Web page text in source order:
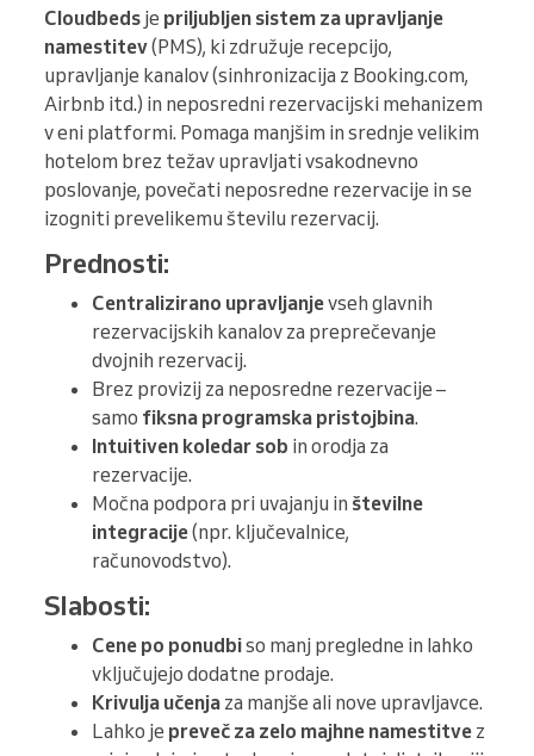
Cloudbeds je priljubljen sistem za upravljanje
namestitev(PMS), ki združuje recepcijo,
upravljanje kanalov (sinhronizacija z Booking.com,
Airbnb itd.) in neposredni rezervacijski mehanizem
v eni platformi. Pomaga manjšim in srednje velikim
hotelom brez težav upravljati vsakodnevno
poslovanje, povečati neposredne rezervacije in se
izogniti prevelikemu številu rezervacij.
Prednosti:
Centralizirano upravljanjevseh glavnih
rezervacijskih kanalov za preprečevanje
dvojnih rezervacij.
Brez provizij za neposredne rezervacije –
samo fiksna programska pristojbina.
Intuitiven koledar sob in orodja za
rezervacije.
Močna podpora pri uvajanju in številne
integracije(npr. ključevalnice,
računovodstvo).
Slabosti:
Cene po ponudbiso manj pregledne in lahko
vključujejo dodatne prodaje.
Krivulja učenja za manjše ali nove upravljavce.
Lahko je preveč za zelo majhne namestitve z